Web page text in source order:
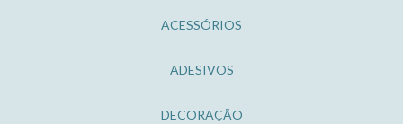
ACESSÓRIOS
ADESIVOS
DECORAÇÃO